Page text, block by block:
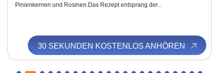
Pinienkernen und Rosinen.Das Rezept entsprang der...
30 SEKUNDEN KOSTENLOS ANHÖREN